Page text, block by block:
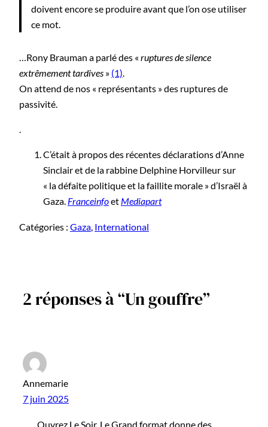
doivent encore se produire avant que l’on ose utiliser
ce mot.
…Rony Brauman a parlé des « ruptures de silence
extrêmement tardives » (1).
On attend de nos « représentants » des ruptures de
passivité.
.
C’était à propos des récentes déclarations d’Anne
Sinclair et de la rabbine Delphine Horvilleur sur
« la défaite politique et la faillite morale » d’Israël à
Gaza. Franceinfoet Mediapart
Catégories : Gaza International
2 réponses à “Un gouffre”
Annemarie
7 juin 2025
Ouvrez Le Soir. Le Grand format donne des